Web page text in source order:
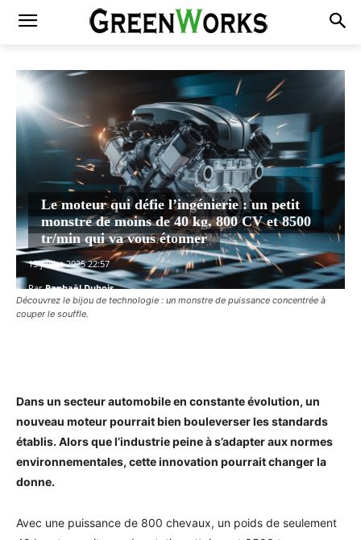
Découvrez le bijou de technologie : un monstre de puissance concentrée à
couper le souffle.
Le moteur qui défie l’ingénierie : un petit
monstre de moins de 40 kg, 800 CV et 8500
tr/min qui va vous étonner
15 juillet 2025 22:57
Par Raphaël Dubois
Dans un secteur automobile en constante évolution, un
nouveau moteur pourrait bien bouleverser les standards
établis. Alors que l’industrie peine à s’adapter aux normes
environnementales, cette innovation pourrait changer la
donne.
Avec une puissance de 800 chevaux, un poids de seulement